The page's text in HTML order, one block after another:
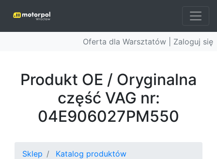
Oferta dla Warsztatów | Zaloguj się
Produkt OE / Oryginalna
część VAG nr:
04E906027PM550
Sklep
Katalog produktów